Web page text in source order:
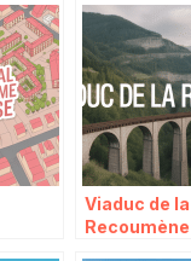
Viaduc de la
Recoumène